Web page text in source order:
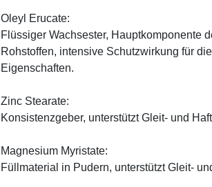
Oleyl Erucate:
Flüssiger Wachsester, Hauptkomponente
Rohstoffen, intensive Schutzwirkung für
Eigenschaften.
Zinc Stearate:
Konsistenzgeber, unterstützt Gleit- und
Magnesium Myristate:
Füllmaterial in Pudern, unterstützt Gleit-